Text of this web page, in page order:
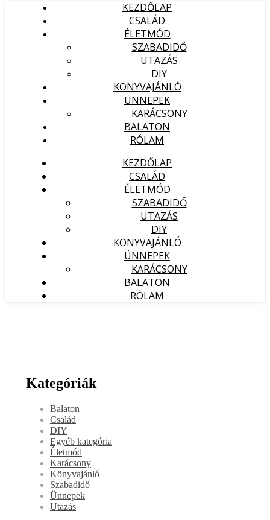
KEZDŐLAP
CSALÁD
ÉLETMÓD
SZABADIDŐ
UTAZÁS
DIY
KÖNYVAJÁNLÓ
ÜNNEPEK
KARÁCSONY
BALATON
RÓLAM
KEZDŐLAP
CSALÁD
ÉLETMÓD
SZABADIDŐ
UTAZÁS
DIY
KÖNYVAJÁNLÓ
ÜNNEPEK
KARÁCSONY
BALATON
RÓLAM
Kategóriák
Balaton
Család
DIY
Egyéb kategória
Életmód
Karácsony
Könyvajánló
Szabadidő
Ünnepek
Utazás